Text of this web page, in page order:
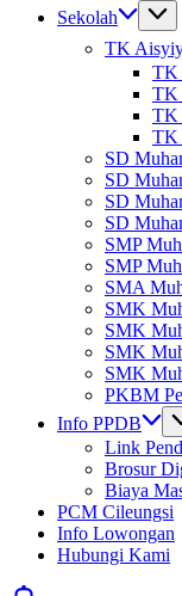
Sekolah
TK
TK
TK
TK
TK
SD
SD
SD
SD
SMP
SMP
SMA
SMK
SMK
SMK
SMK
PKBM
Info PPDB
Link
Brosur
Biaya
PCM Cileungsi
Info Lowongan
Hubungi Kami